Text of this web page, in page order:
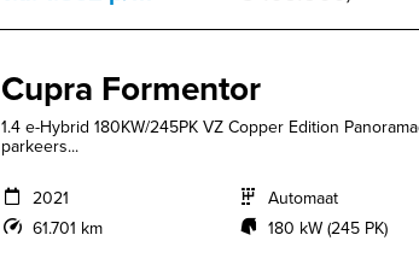
Cupra Formentor
1.4 e-Hybrid 180KW/245PK VZ Copper Edition
parkeers...
2021
61.701 km
Automaat
180 kW (245 PK)